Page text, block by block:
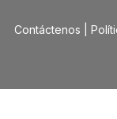
Contáctenos